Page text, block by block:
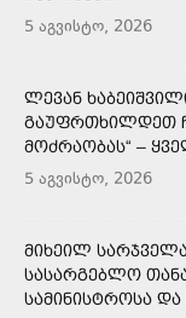
5 აგვისტო, 2026
ᲚᲔᲕᲐᲜ
ᲒᲐᲣᲤᲠᲗᲮᲘᲚᲓᲔᲗ
ᲛᲝᲫᲠᲐᲝᲑᲐᲡ“ –
5 აგვისტო, 2026
ᲛᲘᲮᲔᲘᲚ
ᲡᲐᲡᲐᲠᲒᲔᲑᲚᲝ
ᲡᲐᲛᲘᲜᲘᲡᲢᲠᲝᲡᲐ